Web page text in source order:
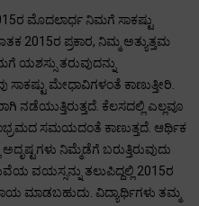
ಮೊದಲಾರ್ಧ ನಿಮಗೆ ಸಾಕಷ್ಟು
2015ರ ಪ್ರಕಾರ, ನಿಮ್ಮ ಅತ್ಯುತ್ತಮ
ಯಶಸ್ಸು ತರುವುದನ್ನು
ಸಾಕಷ್ಟು ಮೇಧಾವಿಗಳಂತೆ ಕಾಣುತ್ತೀರಿ.
ನಡೆಯುತ್ತಿರುತ್ತದೆ. ಕೆಲಸದಲ್ಲಿ ಎಲ್ಲವೂ
ಸಮಯದಂತೆ ಕಾಣುತ್ತದೆ. ಆರ್ಥಿಕ
ನಿಮ್ಮೆಡೆಗೆ ಬರುತ್ತಿರುವುದು
ವಯಸ್ಸನ್ನು ತಲುಪಿದ್ದಲ್ಲಿ 2015ರ
ಮಾಡಬಹುದು. ವಿದ್ಯಾರ್ಥಿಗಳು ತಮ್ಮ